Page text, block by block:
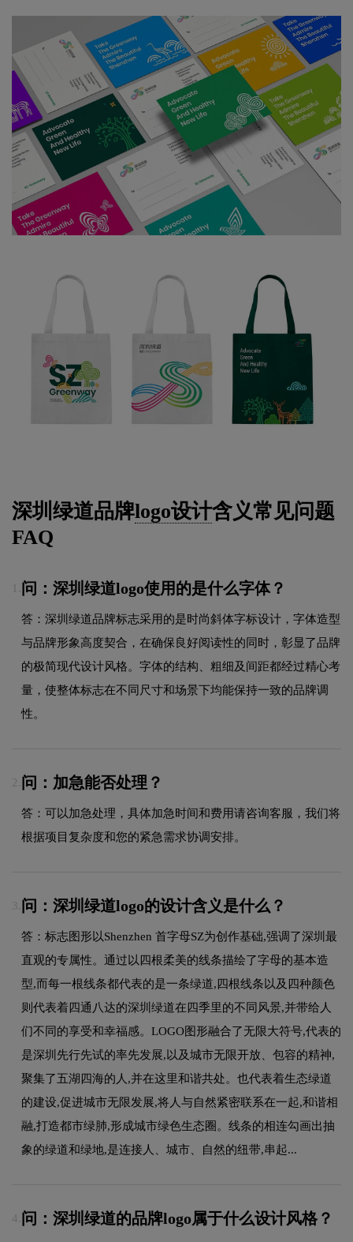
深圳绿道品牌logo设计含义常见问题
FAQ
问：深圳绿道logo使用的是什么字体？
答：深圳绿道品牌标志采用的是时尚斜体字标设计，字体造型
与品牌形象高度契合，在确保良好阅读性的同时，彰显了品牌
的极简现代设计风格。字体的结构、粗细及间距都经过精心考
量，使整体标志在不同尺寸和场景下均能保持一致的品牌调
性。
2. 问：加急能否处理？
答：可以加急处理，具体加急时间和费用请咨询客服，我们将
根据项目复杂度和您的紧急需求协调安排。
3. 问：深圳绿道logo的设计含义是什么？
答：标志图形以Shenzhen 首字母SZ为创作基础,强调了深圳最
直观的专属性。通过以四根柔美的线条描绘了字母的基本造
型,而每一根线条都代表的是一条绿道,四根线条以及四种颜色
则代表着四通八达的深圳绿道在四季里的不同风景,并带给人
们不同的享受和幸福感。LOGO图形融合了无限大符号,代表的
是深圳先行先试的率先发展,以及城市无限开放、包容的精神,
聚集了五湖四海的人,并在这里和谐共处。也代表着生态绿道
的建设,促进城市无限发展,将人与自然紧密联系在一起,和谐相
融,打造都市绿肺,形成城市绿色生态圈。线条的相连勾画出抽
象的绿道和绿地,是连接人、城市、自然的纽带,串起...
4. 问：深圳绿道的品牌logo属于什么设计风格？